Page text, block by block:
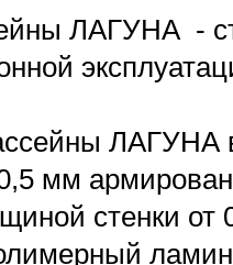
ЛАГУНА -
мм
стенки от